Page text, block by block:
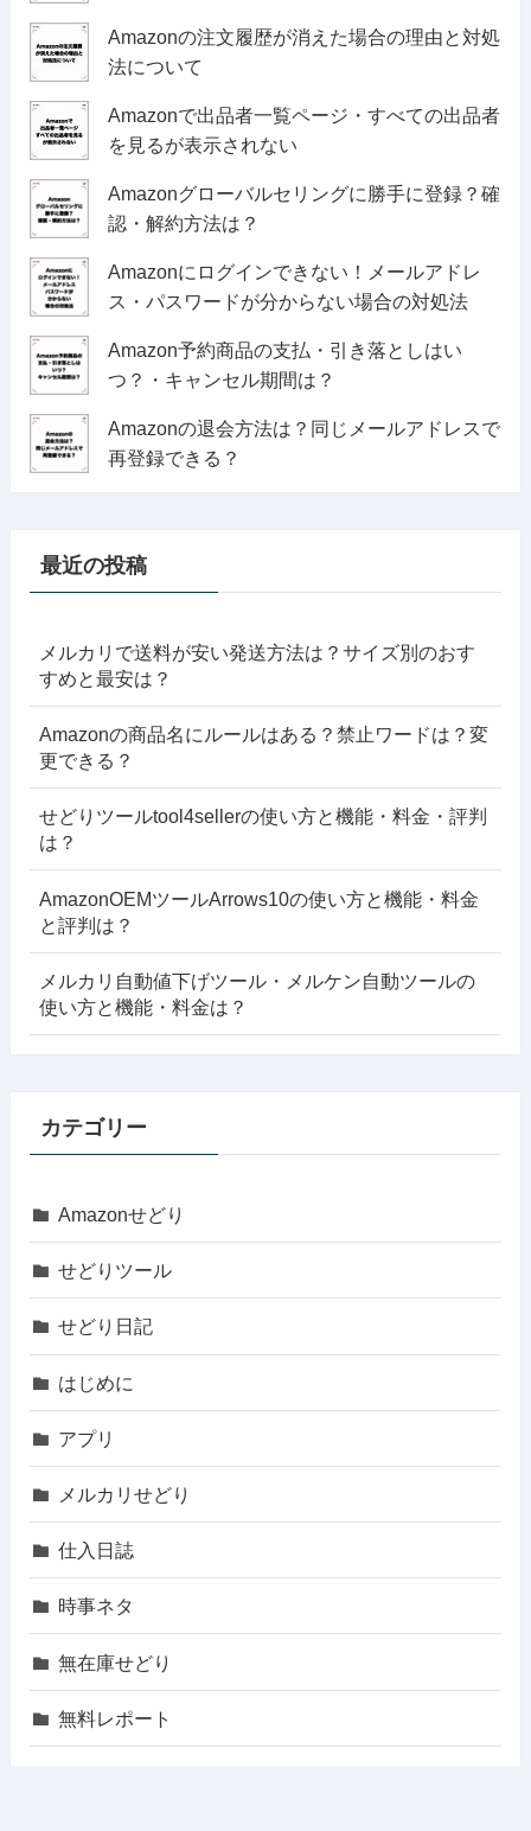
Amazonの注文履歴が消えた場合の理由と対処
法について
Amazonで出品者一覧ページ・すべての出品者
を見るが表示されない
Amazonグローバルセリングに勝手に登録？確
認・解約方法は？
Amazonにログインできない！メールアドレ
ス・パスワードが分からない場合の対処法
Amazon予約商品の支払・引き落としはい
つ？・キャンセル期間は？
Amazonの退会方法は？同じメールアドレスで
再登録できる？
最近の投稿
メルカリで送料が安い発送方法は？サイズ別のおす
すめと最安は？
Amazonの商品名にルールはある？禁止ワードは？変
更できる？
せどりツールtool4sellerの使い方と機能・料金・評判
は？
AmazonOEMツールArrows10の使い方と機能・料金
と評判は？
メルカリ自動値下げツール・メルケン自動ツールの
使い方と機能・料金は？
カテゴリー
Amazonせどり
せどりツール
せどり日記
はじめに
アプリ
メルカリせどり
仕入日誌
時事ネタ
無在庫せどり
無料レポート